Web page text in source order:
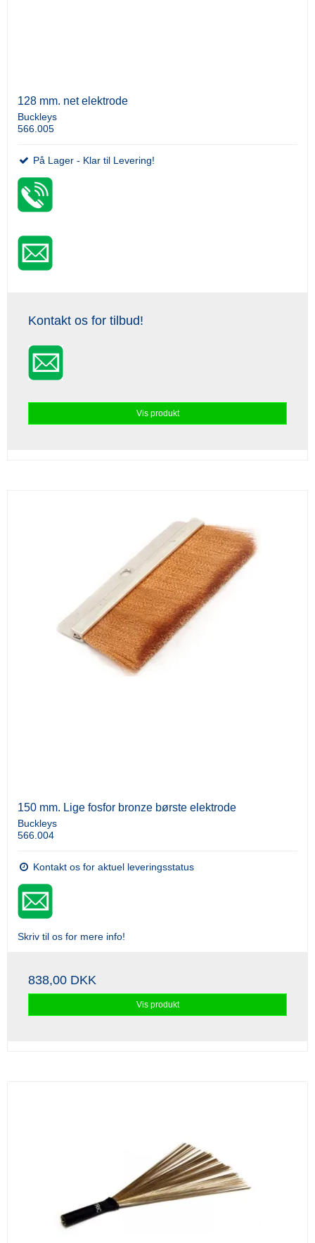
128 mm. net elektrode
Buckleys
566.005
På Lager - Klar til Levering!
Kontakt os for tilbud!
Vis produkt
150 mm. Lige fosfor bronze børste elektrode
Buckleys
566.004
Kontakt os for aktuel leveringsstatus
Skriv til os for mere info!
838,00 DKK
Vis produkt